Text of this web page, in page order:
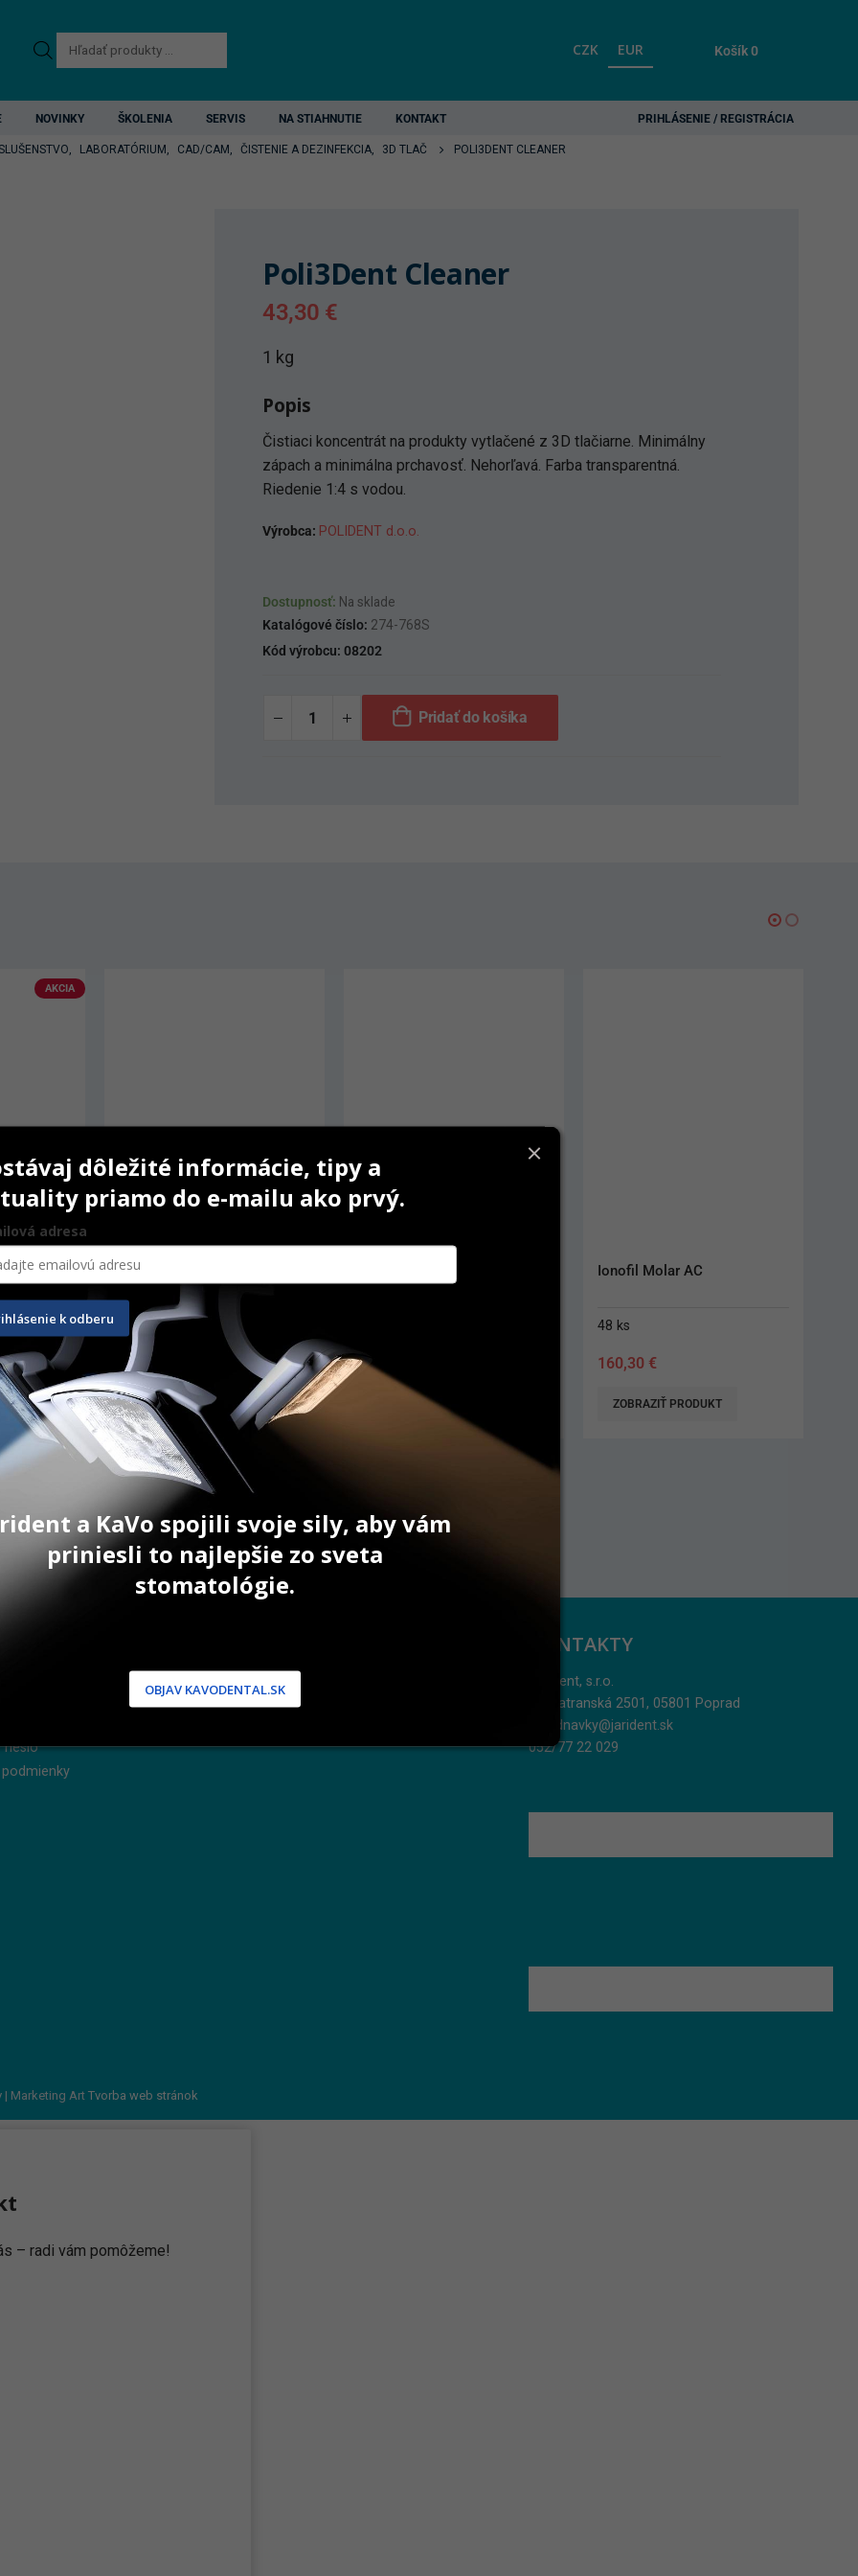
Products
search
CZK EUR Košík0
NOVINKY ŠKOLENIA SERVIS NA STIAHNUTIE KONTAKT PRIHLÁSENIE / REGISTRÁCIA
, LABORATÓRIUM , CAD/CAM , ČISTENIE A DEZINFEKCIA, 3D TLAČ POLI3DENT CLEANER
Poli3Dent Cleaner
43,30 €
1 kg
Popis
Čistiaci koncentrát na produkty vytlačené z 3D tlačiarne. Minimálny
zápach a minimálna prchavosť. Nehorľavá. Farba transparentná.
Riedenie 1:4 s vodou.
Výrobca: POLIDENT d.o.o.
Dostupnosť: Na sklade
Katalógové číslo: 274-768S
Kód výrobcu: 08202
Pridať do košíka
Color Charisma Flow
1,8 g
17,00
ZOBRAZIŤ PRODUKT
160,30
ZOBRAZIŤ PRODUKT
Neo Spectra ST HV (Ceram.X
3 g
42,50€
ZOBRAZIŤ PRODUKT
heslo
Doprava a platba
KONTAKTY
Jarident, s.r.o.
Podtatranská 2501, 05801 Poprad
objednavky@jarident.sk
052/77 22 029
| Marketing Art Tvorba web stránok
– radi vám pomôžeme!
dôležité informácie, tipy a
priamo do e-mailu ako prvý.
adresa
k odberu
a KaVo spojili svoje sily, aby vám
priniesli to najlepšie zo sveta
stomatológie.
OBJAV KAVODENTAL.SK